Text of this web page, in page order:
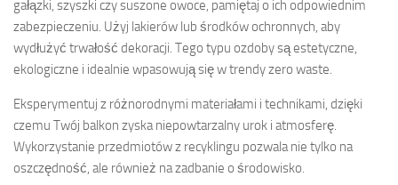
gałązki, szyszki czy suszone owoce, pamiętaj o ich odpowiednim
zabezpieczeniu. Użyj lakierów lub środków ochronnych, aby
wydłużyć trwałość dekoracji. Tego typu ozdoby są estetyczne,
ekologiczne i idealnie wpasowują się w trendy zero waste.
Eksperymentuj z różnorodnymi materiałami i technikami, dzięki
czemu Twój balkon zyska niepowtarzalny urok i atmosferę.
Wykorzystanie przedmiotów z recyklingu pozwala nie tylko na
oszczędność, ale również na zadbanie o środowisko.